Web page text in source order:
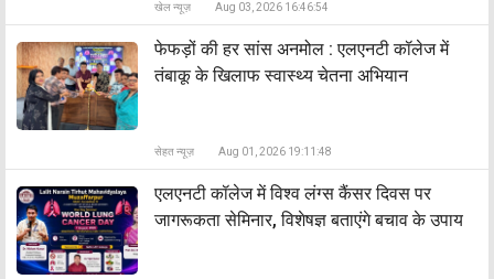
खेल न्यूज़ Aug 03, 2026 16:46:54
फेफड़ों की हर सांस अनमोल : एलएनटी कॉलेज में
तंबाकू के खिलाफ स्वास्थ्य चेतना अभियान
सेहत न्यूज़ Aug 01, 2026 19:11:48
एलएनटी कॉलेज में विश्व लंग्स कैंसर दिवस पर
जागरूकता सेमिनार, विशेषज्ञ बताएंगे बचाव के उपाय